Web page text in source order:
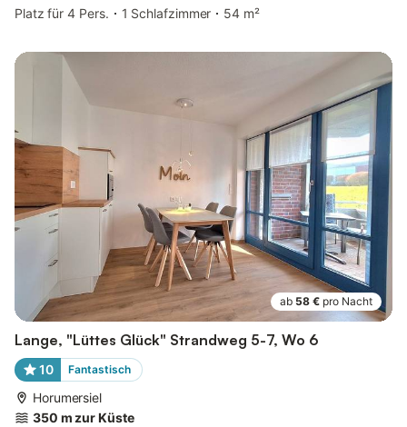
Platz für 4 Pers.
1 Schlafzimmer 54 m²
ab 58 € pro Nacht
Lange, "Lüttes Glück" Strandweg 5-7, Wo 6
10 Fantastisch
Horumersiel
350 m zur Küste